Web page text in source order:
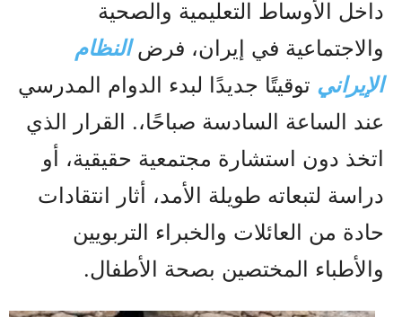
داخل الأوساط التعليمية والصحية
والاجتماعية في إيران، فرضالنظام
الإيراني توقيتًا جديدًا لبدء الدوام المدرسي
عند الساعة السادسة صباحًا،. القرار الذي
اتخذ دون استشارة مجتمعية حقيقية، أو
دراسة لتبعاته طويلة الأمد، أثار انتقادات
حادة من العائلات والخبراء التربويين
والأطباء المختصين بصحة الأطفال.